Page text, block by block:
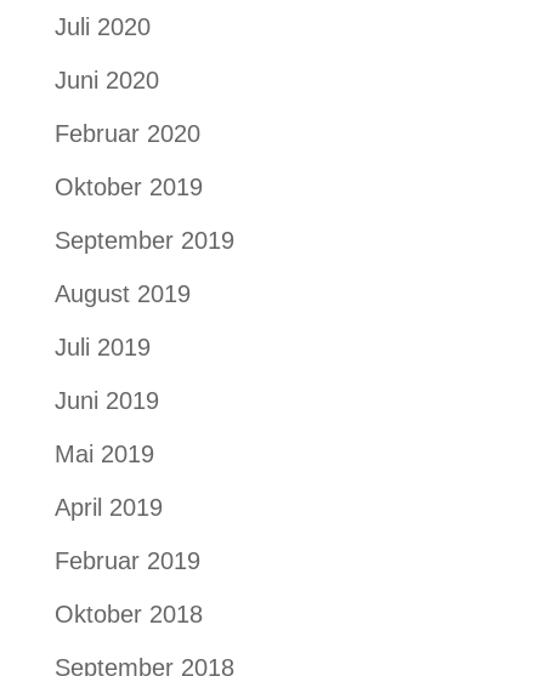
Juli 2020
Juni 2020
Februar 2020
Oktober 2019
September 2019
August 2019
Juli 2019
Juni 2019
Mai 2019
April 2019
Februar 2019
Oktober 2018
September 2018